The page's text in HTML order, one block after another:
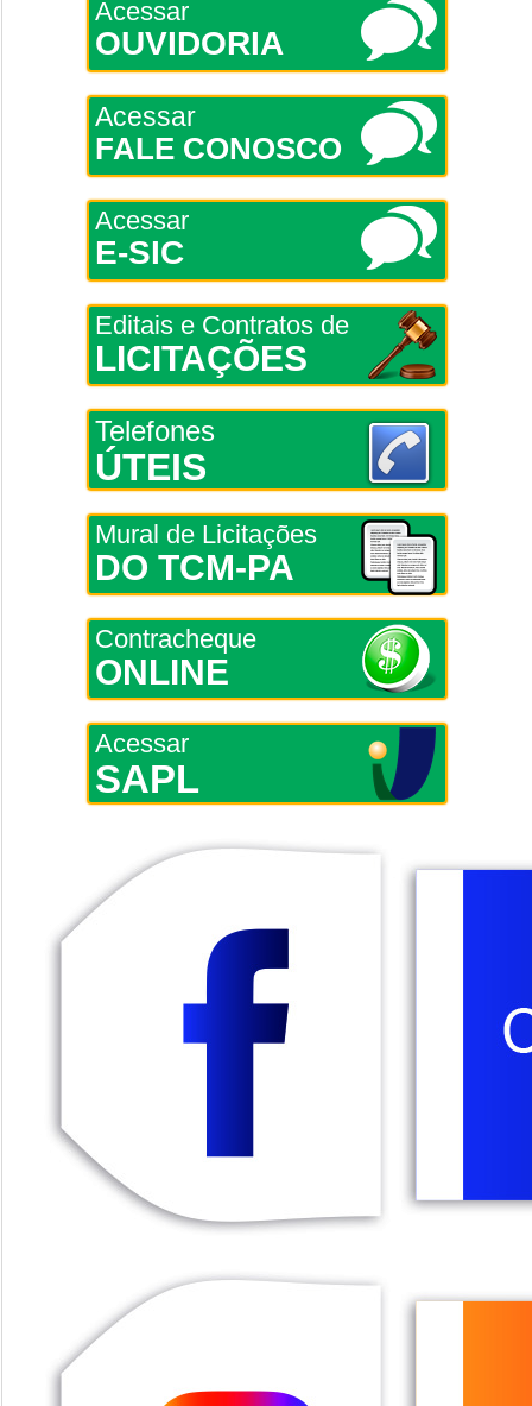
Acessar
OUVIDORIA
Acessar
FALE CONOSCO
Acessar
E-SIC
Editais e Contratos de
LICITAÇÕES
Telefones
ÚTEIS
Mural de Licitações
DO TCM-PA
Contracheque
ONLINE
Acessar
SAPL